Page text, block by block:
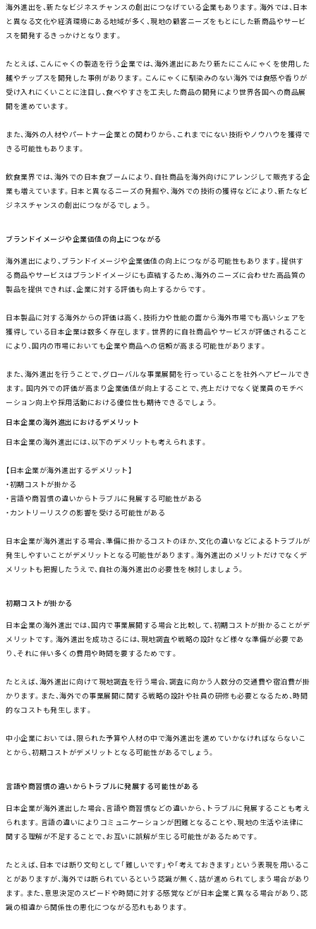
海外進出を、新たなビジネスチャンスの創出につなげている企業もあります。海外では、日本
と異なる文化や経済環境にある地域が多く、現地の顧客ニーズをもとにした新商品やサービ
スを開発するきっかけとなります。
たとえば、こんにゃくの製造を行う企業では、海外進出にあたり新たにこんにゃくを使用した
麺やチップスを開発した事例があります。こんにゃくに馴染みのない海外では食感や香りが
受け入れにくいことに注目し、食べやすさを工夫した商品の開発により世界各国への商品展
開を進めています。
また、海外の人材やパートナー企業との関わりから、これまでにない技術やノウハウを獲得で
きる可能性もあります。
飲食業界では、海外での日本食ブームにより、自社商品を海外向けにアレンジして販売する企
業も増えています。日本と異なるニーズの発掘や、海外での技術の獲得などにより、新たなビ
ジネスチャンスの創出につながるでしょう。
ブランドイメージや企業価値の向上につながる
海外進出により、ブランドイメージや企業価値の向上につながる可能性もあります。提供す
る商品やサービスはブランドイメージにも直結するため、海外のニーズに合わせた高品質の
製品を提供できれば、企業に対する評価も向上するからです。
日本製品に対する海外からの評価は高く、技術力や性能の面から海外市場でも高いシェアを
獲得している日本企業は数多く存在します。世界的に自社商品やサービスが評価されること
により、国内の市場においても企業や商品への信頼が高まる可能性があります。
また、海外進出を行うことで、グローバルな事業展開を行っていることを社外へアピールでき
ます。国内外での評価が高まり企業価値が向上することで、売上だけでなく従業員のモチベ
ーション向上や採用活動における優位性も期待できるでしょう。
日本企業の海外進出におけるデメリット
日本企業の海外進出には、以下のデメリットも考えられます。
【日本企業が海外進出するデメリット】
・初期コストが掛かる
・言語や商習慣の違いからトラブルに発展する可能性がある
・カントリーリスクの影響を受ける可能性がある
日本企業が海外進出する場合、準備に掛かるコストのほか、文化の違いなどによるトラブルが
発生しやすいことがデメリットとなる可能性があります。海外進出のメリットだけでなくデ
メリットも把握したうえで、自社の海外進出の必要性を検討しましょう。
初期コストが掛かる
日本企業の海外進出では、国内で事業展開する場合と比較して、初期コストが掛かることがデ
メリットです。海外進出を成功さるには、現地調査や戦略の設計など様々な準備が必要であ
り、それに伴い多くの費用や時間を要するためです。
たとえば、海外進出に向けて現地調査を行う場合、調査に向かう人数分の交通費や宿泊費が掛
かります。また、海外での事業展開に関する戦略の設計や社員の研修も必要となるため、時間
的なコストも発生します。
中小企業においては、限られた予算や人材の中で海外進出を進めていかなければならないこ
とから、初期コストがデメリットとなる可能性があるでしょう。
言語や商習慣の違いからトラブルに発展する可能性がある
日本企業が海外進出した場合、言語や商習慣などの違いから、トラブルに発展することも考え
られます。言語の違いによりコミュニケーションが困難となることや、現地の生活や法律に
関する理解が不足することで、お互いに誤解が生じる可能性があるためです。
たとえば、日本では断り文句として「難しいです」や「考えておきます」という表現を用いるこ
とがありますが、海外では断られているという認識が無く、話が進められてしまう場合があり
ます。また、意思決定のスピードや時間に対する感覚などが日本企業と異なる場合があり、認
識の相違から関係性の悪化につながる恐れもあります。